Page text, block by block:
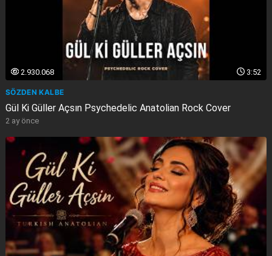
3:52
2.930.068
SÖZDEN KALBE
Gül Ki Güller Açsın Psychedelic Anatolian Rock Cover
2 ay önce